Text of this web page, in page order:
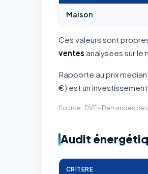
Maison
Ces valeurs sont
ventes analysees sur le
Rapporte au prix
€) est un
Source : DVF - Demandes
Audit
CRITERE